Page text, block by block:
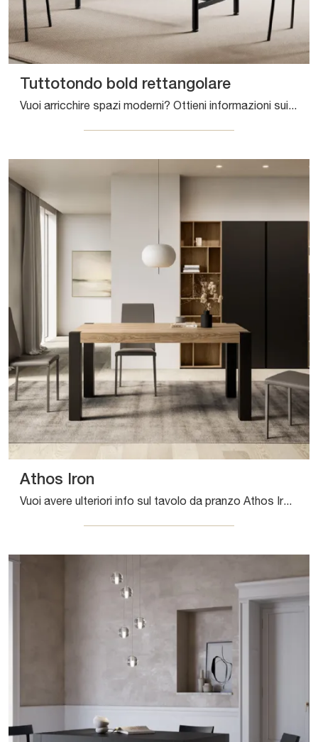
Tuttotondo bold rettangolare
Vuoi arricchire spazi moderni? Ottieni informazioni sui tavoli moderni fissi: il modello da cucina Tuttotondo bold rettangolare ti attende.
Athos Iron
Vuoi avere ulteriori info sul tavolo da pranzo Athos Iron di Arredo3? Clicca e ottieni informazioni sui modelli allungabili dell'azienda.